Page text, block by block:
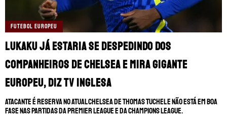
CHAMPIONS LEAGUE
SERIE A
LIGA PORTUGUESA
SUL-AMERICANA
MUNDIAL DE CLUBES
AO VIVO
BRASILEIRÃO
SOBRE NÓS
FUTEBOL EUROPEU
Lukaku já estaria se despedindo dos
companheiros de Chelsea e mira gigante
europeu, diz TV inglesa
Atacante é reserva no atual Chelsea de Thomas Tuchel e não está em boa
fase nas partidas da Premier League e da Champions League.